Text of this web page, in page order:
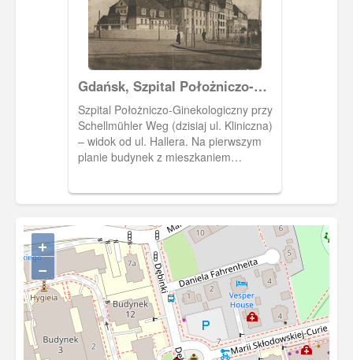
Gdańsk, Szpital Położniczo-
Ginekologiczny
Szpital Położniczo-Ginekologiczny przy
Schellmühler Weg (dzisiaj ul. Kliniczna)
– widok od ul. Hallera. Na pierwszym
planie budynek z mieszkaniem
+
−